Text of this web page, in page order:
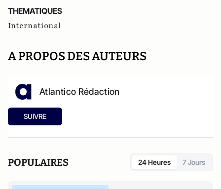
THEMATIQUES
International
A PROPOS DES AUTEURS
Atlantico Rédaction
SUIVRE
POPULAIRES 24 Heures 7 Jours